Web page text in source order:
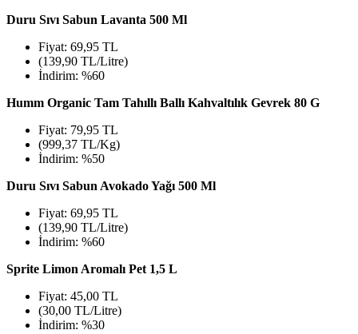
Duru Sıvı Sabun Lavanta 500 Ml
Fiyat: 69,95 TL
(139,90 TL/Litre)
İndirim: %60
Humm Organic Tam Tahıllı Ballı Kahvaltılık Gevrek 80 G
Fiyat: 79,95 TL
(999,37 TL/Kg)
İndirim: %50
Duru Sıvı Sabun Avokado Yağı 500 Ml
Fiyat: 69,95 TL
(139,90 TL/Litre)
İndirim: %60
Sprite Limon Aromalı Pet 1,5 L
Fiyat: 45,00 TL
(30,00 TL/Litre)
İndirim: %30